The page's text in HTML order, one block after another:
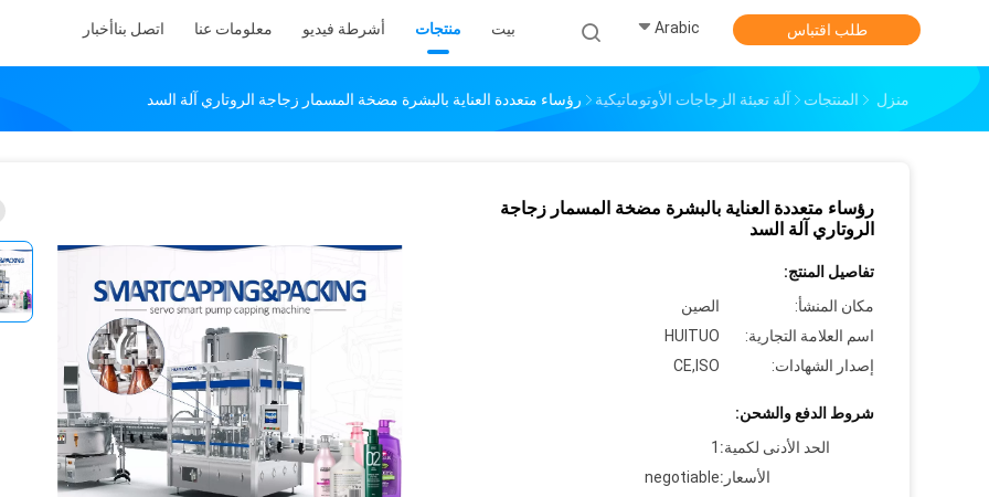
بيت منتجات أشرطة فيديو معلومات عنا اتصل بناأخبار Arabic طلب اقتباس
منزل المنتجات آلة تعبئة الزجاجات الأوتوماتيكية رؤساء متعددة العناية بالبشرة مضخة المسمار زجاجة الروتاري آلة السد
رؤساء متعددة العناية بالبشرة مضخة المسمار زجاجة
الروتاري آلة السد
تفاصيل المنتج:
مكان المنشأ:
الصين
اسم العلامة التجارية:
HUITUO
إصدار الشهادات:
CE,ISO
شروط الدفع والشحن:
الحد الأدنى لكمية: 1
الأسعار:negotiable